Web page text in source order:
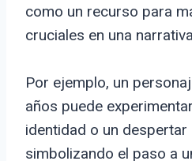
como un recurso para
cruciales en una
Por ejemplo, un
años puede
identidad o un despertar
simbolizando el paso a